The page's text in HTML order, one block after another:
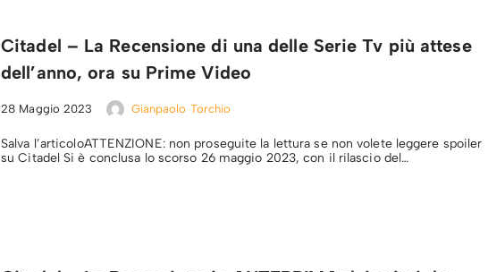
Citadel – La Recensione di una delle Serie Tv più attese
dell’anno, ora su Prime Video
28 Maggio 2023 Gianpaolo Torchio
Salva l’articoloATTENZIONE: non proseguite la lettura se non volete leggere spoiler
su Citadel Si è conclusa lo scorso 26 maggio 2023, con il rilascio del…